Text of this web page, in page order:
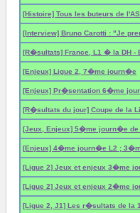
[Histoire] Tous les buteurs de
[Interview] Bruno Carotti : "Je
[R�sultats] France, L1 � la DH -
[Enjeux] Ligue 2, 7�me journ�e
[Enjeux] Pr�sentation 6�me
[R�sultats du jour] Coupe de la
[Jeux, Enjeux] 5�me journ�e de
[Enjeux] 4�me journ�e L2 ;
[Ligue 2] Jeux et enjeux 3�me
[Ligue 2] Jeux et enjeux 2�me
[Ligue 2, J1] Les r�sultats de la